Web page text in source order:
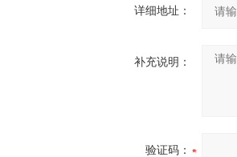
详细地址：
补充说明：
验证码：